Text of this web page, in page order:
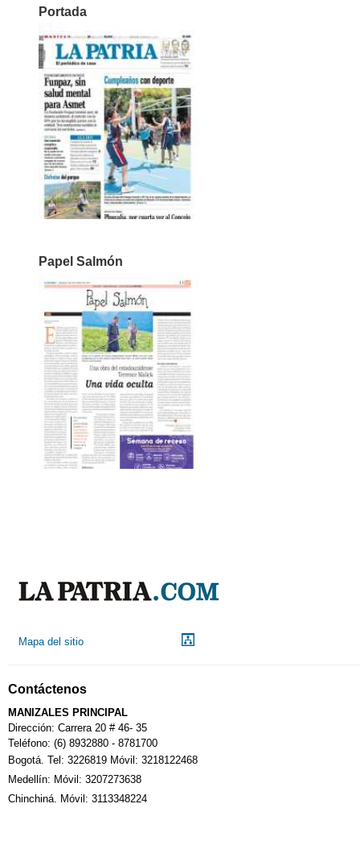
Portada
Papel Salmón
Mapa del sitio
Contáctenos
MANIZALES PRINCIPAL
Dirección: Carrera 20 # 46- 35
Teléfono: (6) 8932880 - 8781700
Bogotá. Tel: 3226819 Móvil: 3218122468
Medellín: Móvil: 3207273638
Chinchiná. Móvil: 3113348224